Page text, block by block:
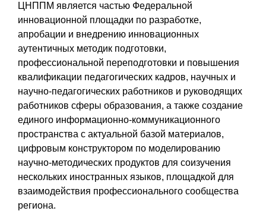
ЦНППМ является частью Федеральной
инновационной площадки по разработке,
апробации и внедрению инновационных
аутентичных методик подготовки,
профессиональной переподготовки и повышения
квалификации педагогических кадров, научных и
научно-педагогических работников и руководящих
работников сферы образования, а также создание
единого информационно-коммуникационного
пространства с актуальной базой материалов,
цифровым конструктором по моделированию
научно-методических продуктов для соизучения
нескольких иностранных языков, площадкой для
взаимодействия профессионального сообщества
региона.